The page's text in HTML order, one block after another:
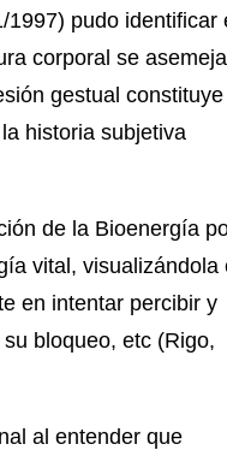
pudo identificar
corporal se
gestual constituye
historia subjetiva
de la Bioenergía
vital, visualizándola
en intentar percibir y
bloqueo, etc (Rigo,
al entender que